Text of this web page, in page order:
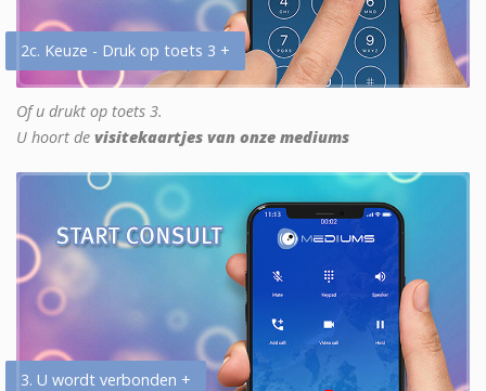
2c. Keuze - Druk op toets 3 +
Of u drukt op toets 3.
U hoort de visitekaartjes van onze mediums
3. U wordt verbonden +